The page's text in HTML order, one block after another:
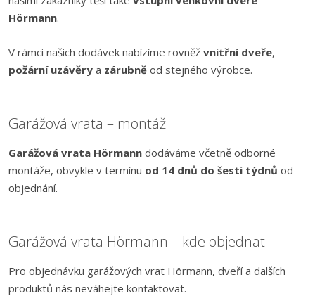
Hörmann.
V rámci našich dodávek nabízíme rovněž vnitřní dveře,
požární uzávěry a zárubně od stejného výrobce.
Garážová vrata – montáž
Garážová vrata Hörmann dodáváme včetně odborné
montáže, obvykle v termínu od 14 dnů do šesti týdnů od
objednání.
Garážová vrata Hörmann – kde objednat
Pro objednávku garážových vrat Hörmann, dveří a dalších
produktů nás neváhejte kontaktovat.